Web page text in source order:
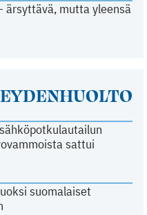
ärsyttävä, mutta yleensä
sattui
suomalaiset